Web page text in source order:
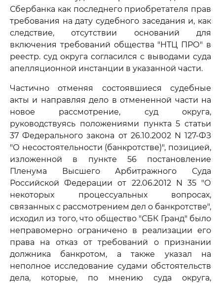
Сбербанка как последнего приобретателя прав
требования на дату судебного заседания и, как
следствие, отсутствии оснований для
включения требований общества "НТЦ ПРО" в
реестр. суд округа согласился с выводами суда
апелляционной инстанции в указанной части.
Частично отменяя состоявшиеся судебные
акты и направляя дело в отмененной части на
новое рассмотрение, суд округа,
руководствуясь положениями пункта 5 статьи
37 Федерального закона от 26.10.2002 N 127-ФЗ
"О несостоятельности (банкротстве)", позицией,
изложенной в пункте 56 постановление
Пленума Высшего Арбитражного Суда
Российской Федерации от 22.06.2012 N 35 "О
некоторых процессуальных вопросах,
связанных с рассмотрением дел о банкротстве",
исходил из того, что общество "СБК Гранд" было
неправомерно ограничено в реализации его
права на отказ от требований о признании
должника банкротом, а также указал на
неполное исследование судами обстоятельств
дела, которые, по мнению суда округа,